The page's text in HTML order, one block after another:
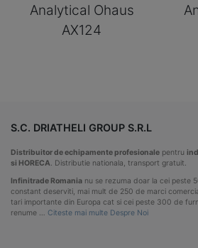
Analytical Ohaus
AX124
S.C. DRIATHELI GROUP S.R.L
Distribuitor de echipamente profesionale pentru
si HORECA . Distributie nationala, transport gratuit.
Infinitrade Romania nu se rezuma doar la cei peste
constant deserviti, mai mult de 250 de marci
tari importante din Europa cat si cei peste 300 de
renume … Citeste mai multe Despre Noi